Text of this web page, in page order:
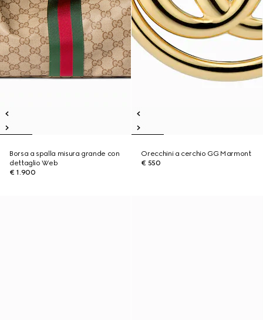
Borsa a spalla misura grande con
dettaglio Web
€ 1.900
Orecchini a cerchio GG Marmont
€ 550